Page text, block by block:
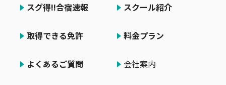
スグ得!!合宿速報 スクール紹介
取得できる免許 料金プラン
よくあるご質問 会社案内